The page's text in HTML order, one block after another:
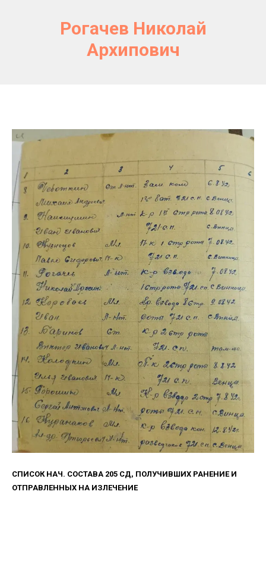
Рогачев Николай
Архипович
СПИСОК НАЧ. СОСТАВА 205 СД, ПОЛУЧИВШИХ РАНЕНИЕ И
ОТПРАВЛЕННЫХ НА ИЗЛЕЧЕНИЕ